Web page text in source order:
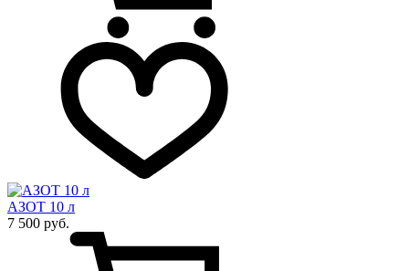
АЗОТ 10 л
7 500 руб.